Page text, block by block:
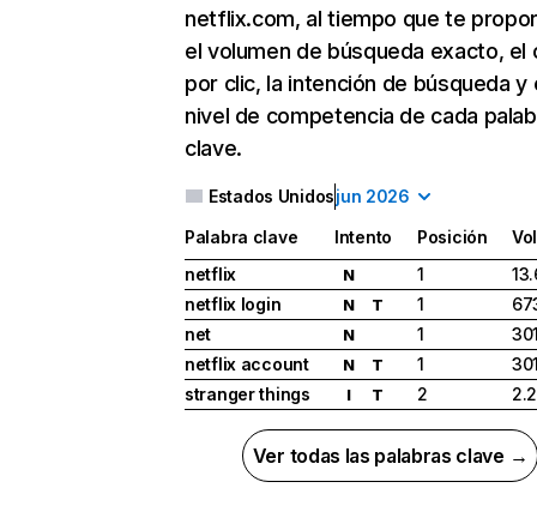
netflix.com, al tiempo que te
el volumen de búsqueda exacto, el
por clic, la intención de búsqueda y
nivel de competencia de cada
clave.
Estados Unidosjun 2026
Palabra clave Intento Posición
netflix
N 1
netflix login
N T 1
net
N 1
netflix account
N T 1
stranger things
I T 2
Ver todas las palabras clave →